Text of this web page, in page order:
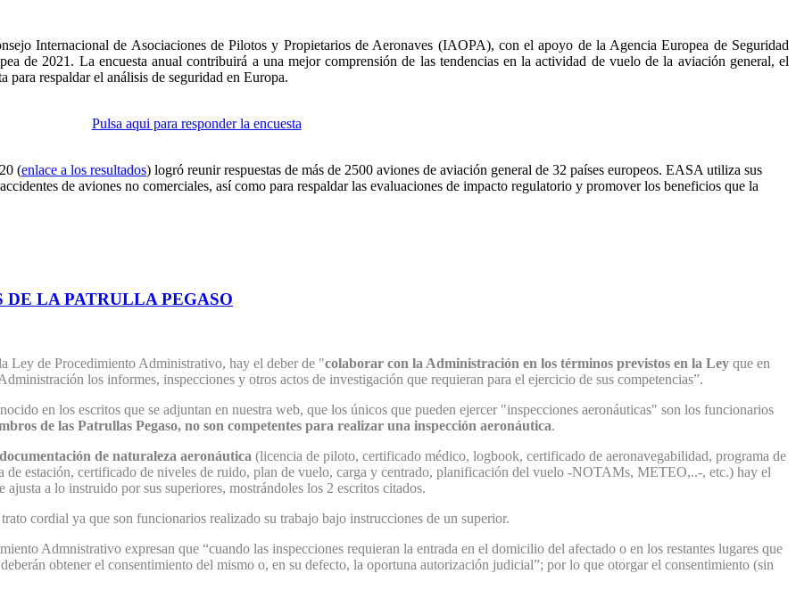
Internacional de Asociaciones de Pilotos y Propietarios de Aeronaves (IAOPA), con el apoyo de la Agencia Europea de Seguridad
de 2021. La encuesta anual contribuirá a una mejor comprensión de las tendencias en la actividad de vuelo de la aviación general, el
para respaldar el análisis de seguridad en Europa.
Pulsa aqui para responder la encuesta
(enlace a los resultados) logró reunir respuestas de más de 2500 aviones de aviación general de 32 países europeos. EASA utiliza sus
de aviones no comerciales, así como para respaldar las evaluaciones de impacto regulatorio y promover los beneficios que la
LA PATRULLA PEGASO
Ley de Procedimiento Administrativo, hay el deber de "colaborar con la Administración en los términos previstos en la Ley que en
los informes, inspecciones y otros actos de investigación que requieran para el ejercicio de sus competencias”.
en los escritos que se adjuntan en nuestra web, que los únicos que pueden ejercer "inspecciones aeronáuticas" son los funcionarios
de las Patrullas Pegaso, no son competentes para realizar una inspección aeronáutica.
documentación de naturaleza aeronáutica (licencia de piloto, certificado médico, logbook, certificado de aeronavegabilidad, programa de
de estación, certificado de niveles de ruido, plan de vuelo, carga y centrado, planificación del vuelo -NOTAMs, METEO,..-, etc.) hay el
a lo instruido por sus superiores, mostrándoles los 2 escritos citados.
cordial ya que son funcionarios realizado su trabajo bajo instrucciones de un superior.
Admnistrativo expresan que “cuando las inspecciones requieran la entrada en el domicilio del afectado o en los restantes lugares que
obtener el consentimiento del mismo o, en su defecto, la oportuna autorización judicial”; por lo que otorgar el consentimiento (sin